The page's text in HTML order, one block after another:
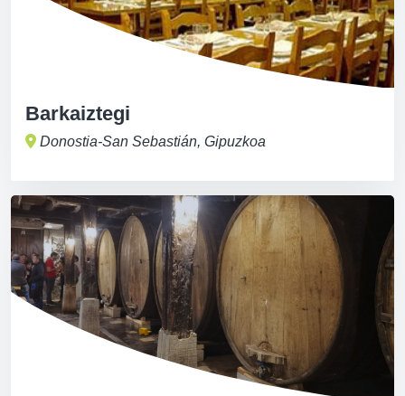
Barkaiztegi
Donostia-San Sebastián, Gipuzkoa